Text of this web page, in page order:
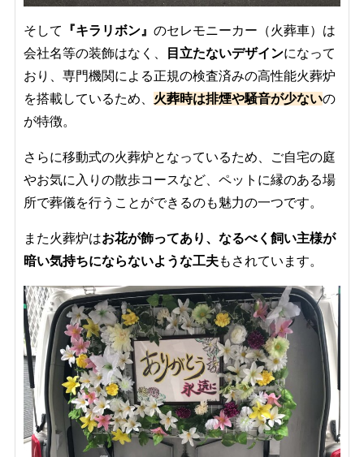
そして 『キラリボン』 のセレモニーカー（火葬車）は
会社名等の装飾はなく、
目立たないデザインになって
おり、専門機関による正規の検査済みの高性能火葬炉
を搭載しているため、 火葬時は排煙や騒音が少ないの
が特徴。
さらに移動式の火葬炉となっているため、ご自宅の庭
やお気に入りの散歩コースなど、ペットに縁のある場
所で葬儀を行うことができるのも魅力の一つです。
また火葬炉はお花が飾ってあり、なるべく飼い主様が
暗い気持ちにならないような工夫もされています。